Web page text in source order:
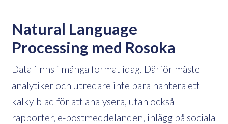
Natural Language
Processing med Rosoka
Data finns i många format idag. Därför måste
analytiker och utredare inte bara hantera ett
kalkylblad för att analysera, utan också
rapporter, e-postmeddelanden, inlägg på sociala